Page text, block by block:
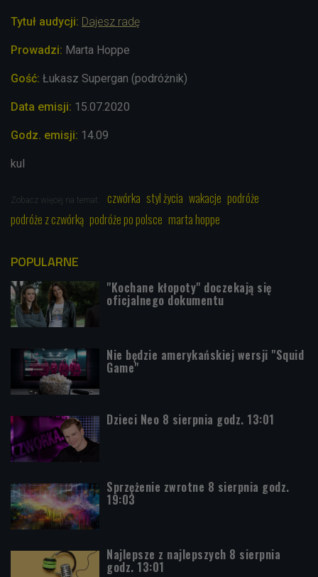
Tytuł audycji: Dajesz radę
Prowadzi: Marta Hoppe
Gość: Łukasz Supergan (podróżnik)
Data emisji: 15.07.2020
Godz. emisji: 14.09
kul
Zobacz więcej na temat: czwórka styl życia wakacje podróże
podróże z czwórką podróże po polsce marta hoppe
POPULARNE
"Kochane kłopoty" doczekają się
oficjalnego dokumentu
Nie będzie amerykańskiej wersji "Squid
Game"
Dzieci Neo 8 sierpnia godz. 13:01
Sprzężenie zwrotne 8 sierpnia godz.
19:03
Najlepsze z najlepszych 8 sierpnia
godz. 13:01